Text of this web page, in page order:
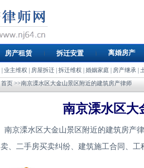
房产租赁 拆迁安置 离婚房产
业主维权 房屋拆迁 拆迁维权 婚姻家庭 房产继承
首页>>南京溧水区大金山景区附近的建筑房产律师
南京溧水区大
南京溧水区大金山景区附近的建筑房产
卖、二手房买卖纠纷、建筑施工合同、工